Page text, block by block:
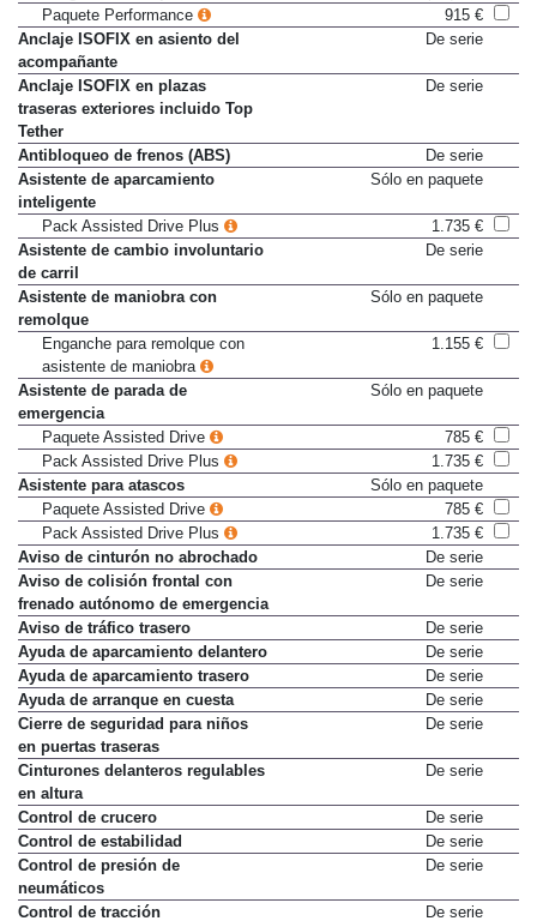
Amortiguación adaptativa
Sólo en paquete
Paquete Performance
915 €
Anclaje ISOFIX en asiento del
acompañante
Anclaje ISOFIX en plazas
traseras exteriores incluido Top
Tether
Antibloqueo de frenos (ABS)
De serie
Asistente de aparcamiento
inteligente
Pack Assisted Drive Plus
1.735 €
Asistente de cambio involuntario
de carril
Asistente de maniobra con
remolque
Enganche para remolque con
asistente de maniobra
Asistente de parada de
emergencia
Paquete Assisted Drive
785 €
Pack Assisted Drive Plus
1.735 €
Asistente para atascos
Sólo en paquete
Paquete Assisted Drive
785 €
Pack Assisted Drive Plus
1.735 €
Aviso de cinturón no abrochado
De serie
Aviso de colisión frontal con
frenado autónomo de emergencia
Aviso de tráfico trasero
De serie
Ayuda de aparcamiento delantero
De serie
Ayuda de aparcamiento trasero
De serie
Ayuda de arranque en cuesta
De serie
Cierre de seguridad para niños
en puertas traseras
Cinturones delanteros regulables
en altura
Control de crucero
De serie
Control de estabilidad
De serie
Control de presión de
neumáticos